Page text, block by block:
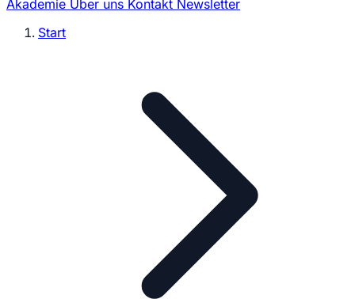
Akademie Über uns Kontakt Newsletter
Start